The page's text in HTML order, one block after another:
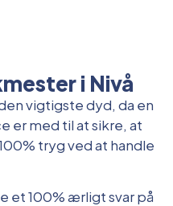
i Nivå
vigtigste dyd, da en
er med til at sikre, at
tryg ved at handle
et 100% ærligt svar på